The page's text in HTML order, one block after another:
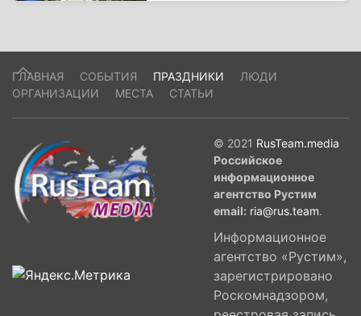
ГЛАВНАЯ СОБЫТИЯ ПРАЗДНИКИ
ЛЮДИ
ОРГАНИЗАЦИИ
МЕСТА СТАТЬИ
© 2021 RusTeam.media
Российское
информационное
агентство Рустим
email: ria@rus.team.
Информационное
агентство «Рустим»,
зарегистрировано
Роскомнадзором,